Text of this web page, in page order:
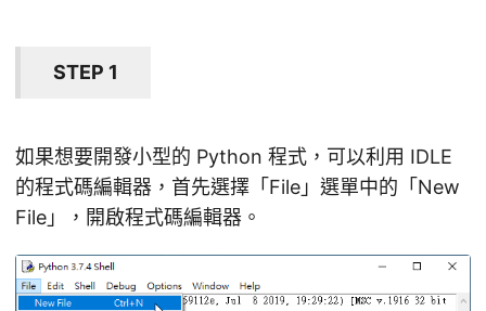
STEP 1
如果想要開發小型的 Python 程式，可以利用 IDLE
的程式碼編輯器，首先選擇「File」選單中的「New
File」，開啟程式碼編輯器。